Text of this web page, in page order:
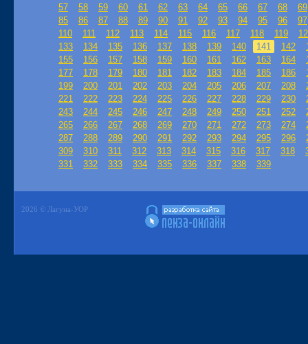
57
58 59 60 61 62 63 64 65 66 67 68
69
85
86 87 88 89 90 91 92 93 94 95 96
97
110
111 112 113 114 115 116 117 118 119
133
134 135 136 137 138 139 140 141 142
155
156 157 158 159 160 161 162 163 164
177
178 179 180 181 182 183 184 185 186
199
200 201 202 203 204 205 206 207 208
221
222 223 224 225 226 227 228 229 230
243
244 245 246 247 248 249 250 251 252
265
266 267 268 269 270 271 272 273 274
287
288 289 290 291 292 293 294 295 296
309
310 311 312 313 314 315 316 317 318
331
332 333 334 335 336 337 338 339
2026 © Лагуна-УОР